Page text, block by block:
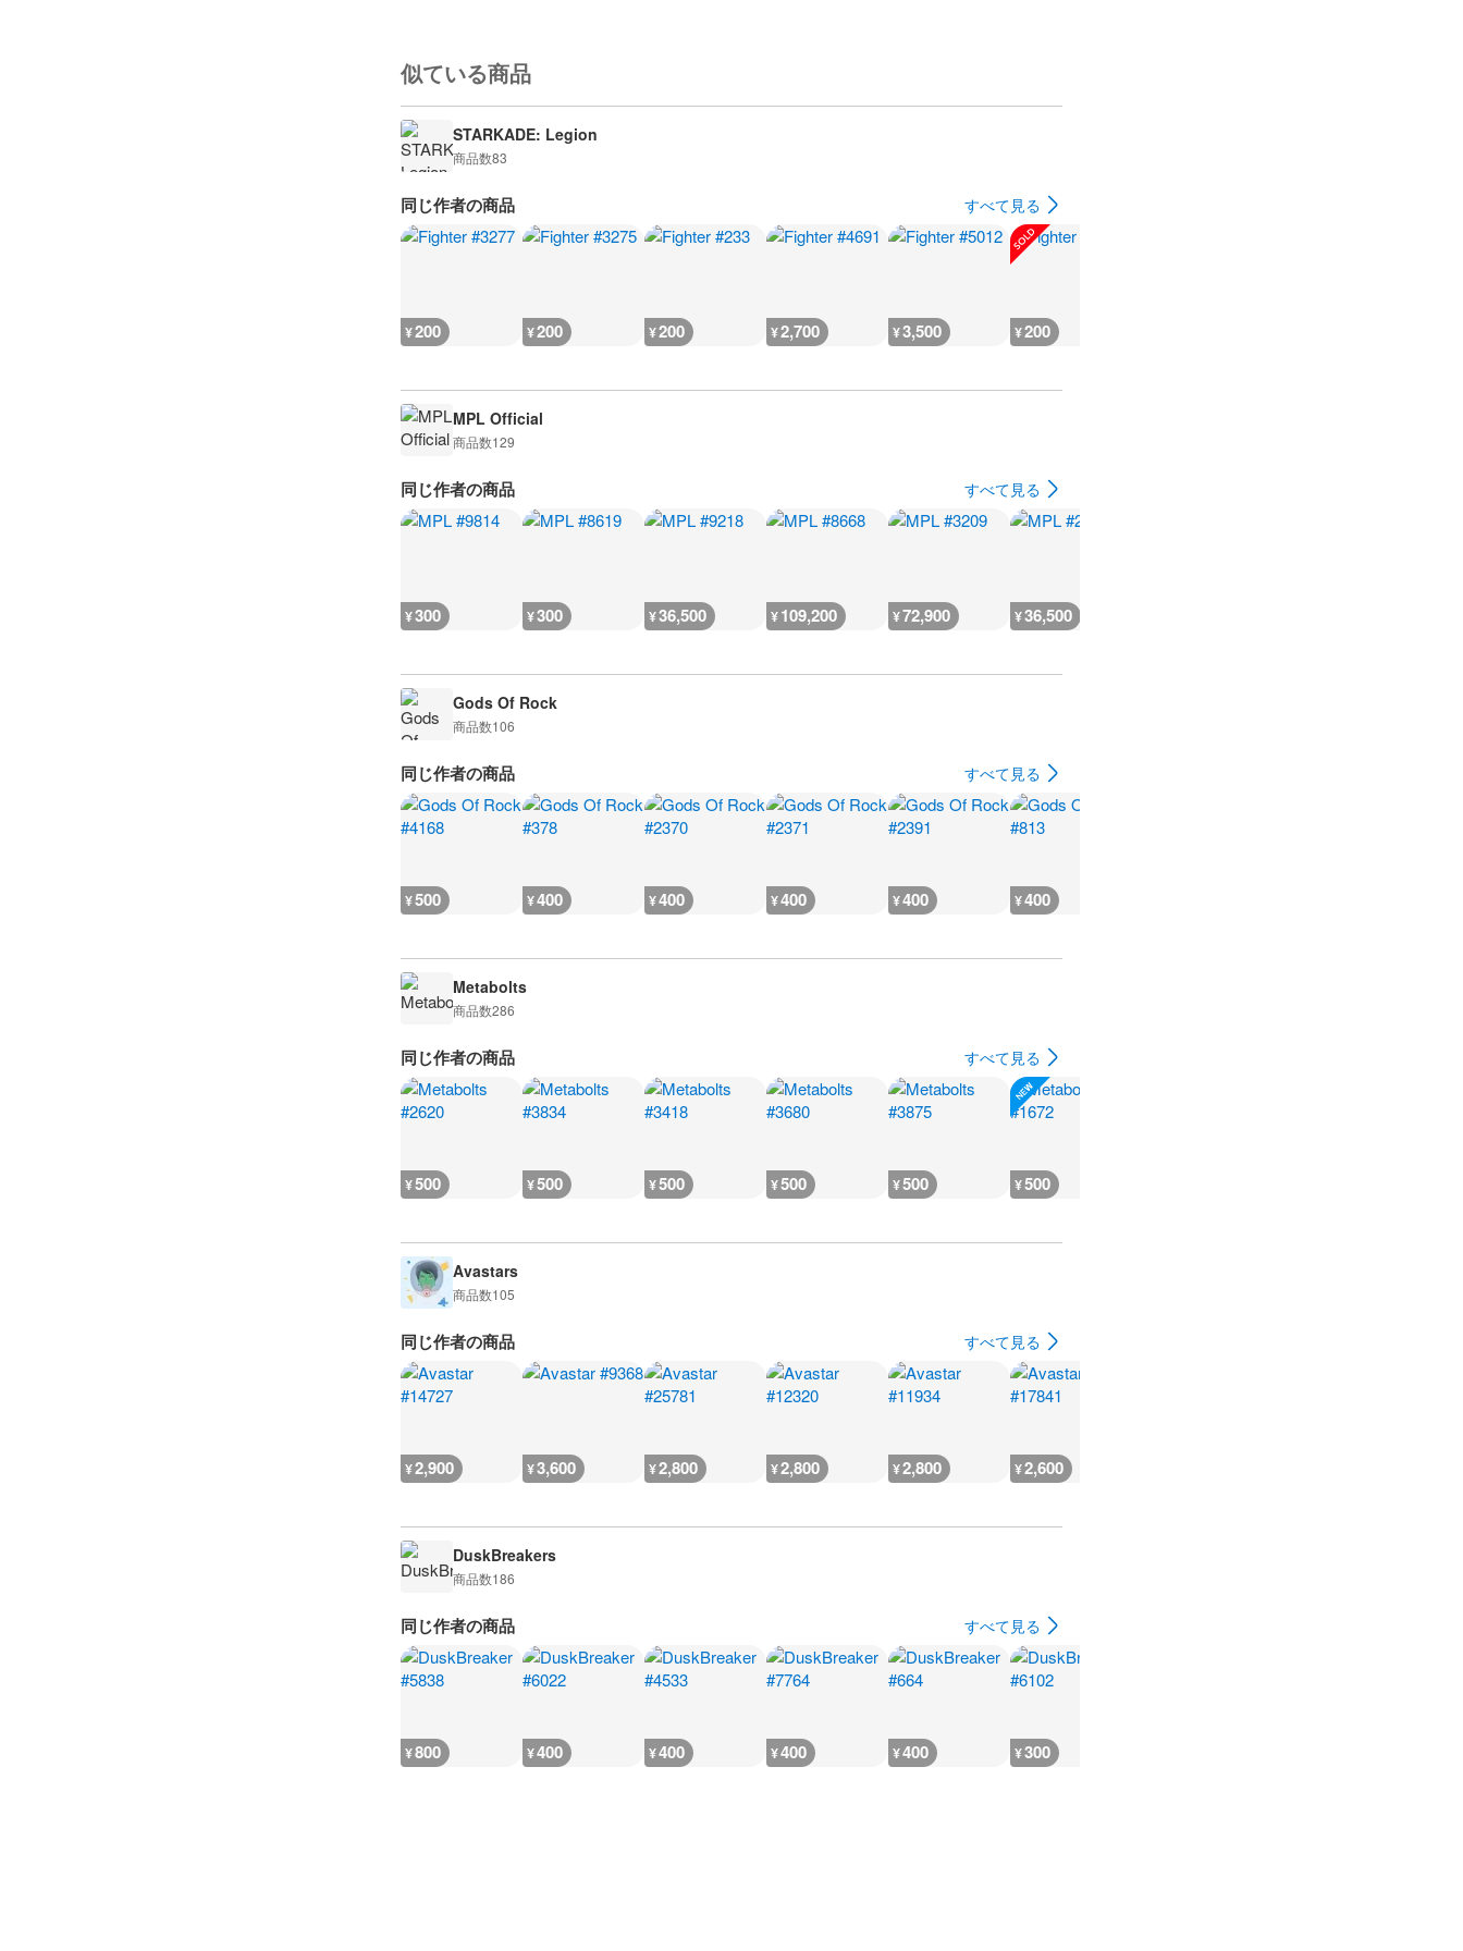
似ている商品
STARKADE: Legion
商品数83
同じ作者の商品 すべて見る
¥200 ¥200 ¥200 ¥2,700 ¥3,500 ¥200
MPL Official
商品数129
同じ作者の商品 すべて見る
¥300 ¥300 ¥36,500 ¥109,200 ¥72,900 ¥36,500
Gods Of Rock
商品数106
同じ作者の商品 すべて見る
¥500 ¥400 ¥400 ¥400 ¥400 ¥400
Metabolts
商品数286
同じ作者の商品 すべて見る
¥500 ¥500 ¥500 ¥500 ¥500 ¥500
Avastars
商品数105
同じ作者の商品 すべて見る
¥2,900 ¥3,600 ¥2,800 ¥2,800 ¥2,800 ¥2,600
DuskBreakers
商品数186
同じ作者の商品 すべて見る
¥800 ¥400 ¥400 ¥400 ¥400 ¥300